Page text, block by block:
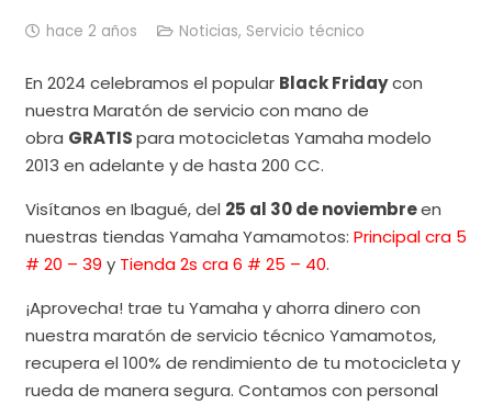
hace 2 años Noticias, Servicio técnico
En 2024 celebramos el popular Black Fridaycon
nuestra Maratón de servicio con mano de
obra GRATISpara motocicletas Yamaha modelo
2013 en adelante y de hasta 200 CC.
Visítanos en Ibagué, del 25 al 30 de noviembreen
nuestras tiendas Yamaha Yamamotos: Principal cra 5
# 20 – 39 y Tienda 2s cra 6 # 25 – 40.
¡Aprovecha! trae tu Yamaha y ahorra dinero con
nuestra maratón de servicio técnico Yamamotos,
recupera el 100% de rendimiento de tu motocicleta y
rueda de manera segura. Contamos con personal